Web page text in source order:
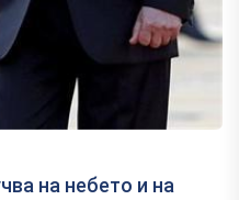
на небето и на